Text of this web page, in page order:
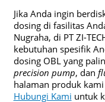
Jika Anda ingin
dosing di fasilitas
Nugraha, di PT ZI-
kebutuhan spesifik
dosing OBL yang
precision pump, dan
halaman produk
Hubungi Kami untuk